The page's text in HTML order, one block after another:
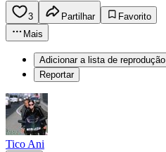
3 Partilhar
Favorito
Mais
Adicionar a lista de reprodução
Reportar
Tico Ani